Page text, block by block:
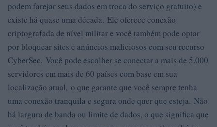
podem farejar seus dados em troca do serviço gratuito) e
existe há quase uma década. Ele oferece conexão
criptografada de nível militar e você também pode optar
por bloquear sites e anúncios maliciosos com seu recurso
CyberSec. Você pode escolher se conectar a mais de 5.000
servidores em mais de 60 países com base em sua
localização atual, o que garante que você sempre tenha
uma conexão tranquila e segura onde quer que esteja. Não
há largura de banda ou limite de dados, o que significa que